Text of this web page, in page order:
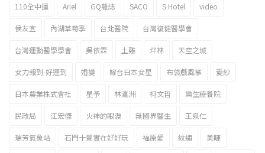
2023新北市北海岸國際風箏節「風在石起」霸氣回歸
110全中運 Ariel GQ雜誌 SACO S Hotel video
侯友宜 內湖草莓季 台北醫院 台灣復健醫學會
台灣運動醫學學會 吳依霖 土雞 坪林 天空之城
女力報到-好運到 婚變 嫁台日本女星 布袋戲風箏 愛紗
日本農業株式會社 星予 林瀛洲 柯文哲 樂生療養院
民政局 江宏傑 火神的眼淚 無國界醫生 王泉仁
瑞芳氣象站 石門十景實在好好玩 福原愛 紋繡 美睫